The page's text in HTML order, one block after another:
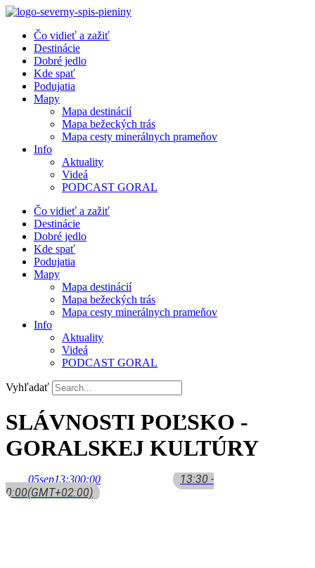
Preskočiť
obsah
Čo vidieť a zažiť
Destinácie
Dobré jedlo
Kde spať
Podujatia
Mapy
Mapa destinácií
Mapa bežeckých trás
Mapa cesty minerálnych prameňov
Info
Aktuality
Videá
PODCAST GORAL
Čo vidieť a zažiť
Destinácie
Dobré jedlo
Kde spať
Podujatia
Mapy
Mapa destinácií
Mapa bežeckých trás
Mapa cesty minerálnych prameňov
Info
Aktuality
Videá
PODCAST GORAL
Vyhľadať
SLÁVNOSTI POĽSKO -
GORALSKEJ KULTÚRY
05sep13:300:00
13:30 -
0:00(GMT+02:00)